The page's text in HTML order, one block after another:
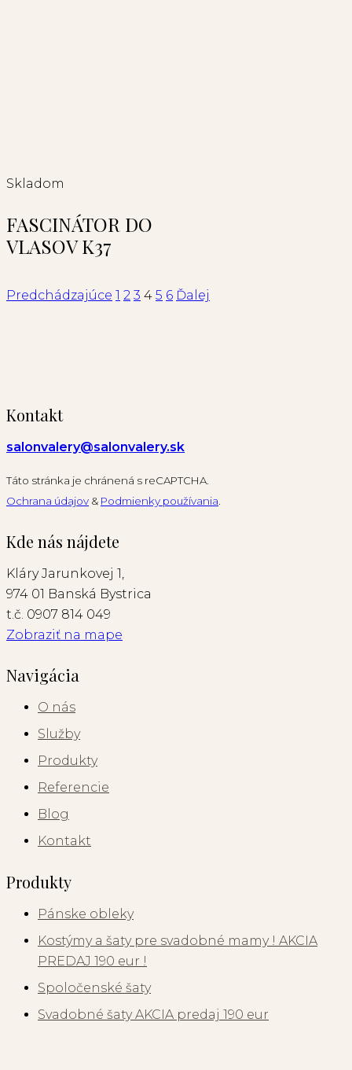
Skladom
FASCINÁTOR DO
VLASOV K37
Predchádzajúce 1 2 3 4 5 6 Ďalej
Kontakt
salonvalery@salonvalery.sk
Táto stránka je chránená s reCAPTCHA.
Ochrana údajov & Podmienky používania
Kde nás nájdete
Kláry Jarunkovej 1,
974 01 Banská Bystrica
t.č. 0907 814 049
Zobraziť na mape
Navigácia
O nás
Služby
Produkty
Referencie
Blog
Kontakt
Produkty
Pánske obleky
Kostýmy a šaty pre svadobné mamy ! AKCIA
PREDAJ 190 eur !
Spoločenské šaty
Svadobné šaty AKCIA predaj 190 eur